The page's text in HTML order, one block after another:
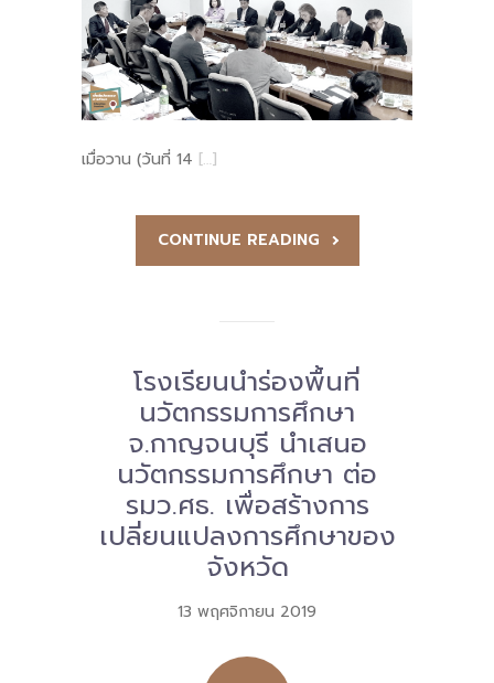
เมื่อวาน (วันที่ 14 […]
CONTINUE READING
โรงเรียนนำร่องพื้นที่
นวัตกรรมการศึกษา
จ.กาญจนบุรี นำเสนอ
นวัตกรรมการศึกษา ต่อ
รมว.ศธ. เพื่อสร้างการ
เปลี่ยนแปลงการศึกษาของ
จังหวัด
13 พฤศจิกายน 2019